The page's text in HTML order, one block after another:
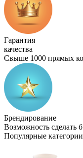
Гарантия
качества
Свыше 1000 прямых
Брендирование
Возможность сделать
Популярные категории